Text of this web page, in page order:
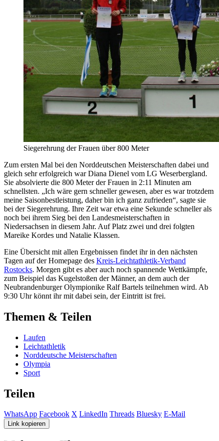
Siegerehrung der Frauen über 800 Meter
Zum ersten Mal bei den Norddeutschen Meisterschaften dabei und
gleich sehr erfolgreich war Diana Dienel vom LG Weserbergland.
Sie absolvierte die 800 Meter der Frauen in 2:11 Minuten am
schnellsten. „Ich wäre gern schneller gewesen, aber es war trotzdem
meine Saisonbestleistung, daher bin ich ganz zufrieden“, sagte sie
bei der Siegerehrung. Ihre Zeit war etwa eine Sekunde schneller als
noch bei ihrem Sieg bei den Landesmeisterschaften in
Niedersachsen in diesem Jahr. Auf Platz zwei und drei folgten
Mareike Kordes und Natalie Klassen.
Eine Übersicht mit allen Ergebnissen findet ihr in den nächsten
Tagen auf der Homepage des Kreis-Leichtathletik-Verband
Rostocks. Morgen gibt es aber auch noch spannende Wettkämpfe,
zum Beispiel das Kugelstoßen der Männer, an dem auch der
Neubrandenburger Olympionike Ralf Bartels teilnehmen wird. Ab
9:30 Uhr könnt ihr mit dabei sein, der Eintritt ist frei.
Themen & Teilen
Laufen
Leichtathletik
Norddeutsche Meisterschaften
Olympia
Sport
Teilen
WhatsApp Facebook X LinkedIn Threads Bluesky E-Mail
Link kopieren